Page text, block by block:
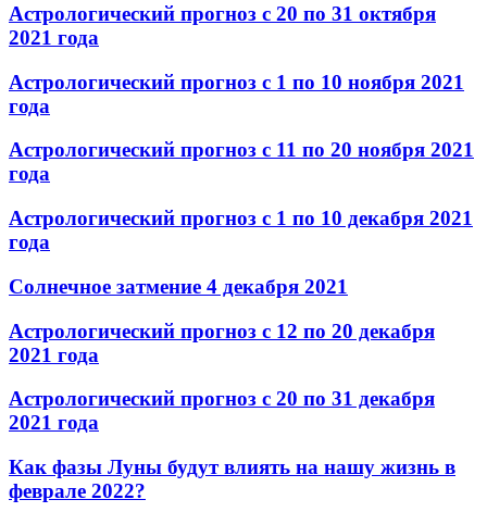
Астрологический прогноз с 20 по 31 октября
2021 года
Астрологический прогноз с 1 по 10 ноября 2021
года
Астрологический прогноз с 11 по 20 ноября 2021
года
Астрологический прогноз с 1 по 10 декабря 2021
года
Солнечное затмение 4 декабря 2021
Астрологический прогноз с 12 по 20 декабря
2021 года
Астрологический прогноз с 20 по 31 декабря
2021 года
Как фазы Луны будут влиять на нашу жизнь в
феврале 2022?